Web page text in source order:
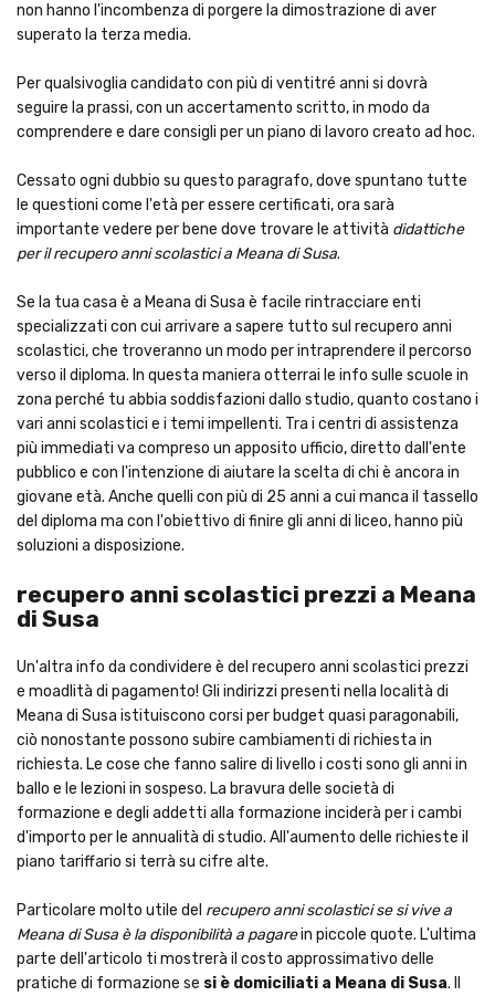
non hanno l'incombenza di porgere la dimostrazione di aver
superato la terza media.
Per qualsivoglia candidato con più di ventitré anni si dovrà
seguire la prassi, con un accertamento scritto, in modo da
comprendere e dare consigli per un piano di lavoro creato ad hoc.
Cessato ogni dubbio su questo paragrafo, dove spuntano tutte
le questioni come l'età per essere certificati, ora sarà
importante vedere per bene dove trovare le attività didattiche
per il recupero anni scolastici a Meana di Susa.
Se la tua casa è a Meana di Susa è facile rintracciare enti
specializzati con cui arrivare a sapere tutto sul recupero anni
scolastici, che troveranno un modo per intraprendere il percorso
verso il diploma. In questa maniera otterrai le info sulle scuole in
zona perché tu abbia soddisfazioni dallo studio, quanto costano i
vari anni scolastici e i temi impellenti. Tra i centri di assistenza
più immediati va compreso un apposito ufficio, diretto dall'ente
pubblico e con l'intenzione di aiutare la scelta di chi è ancora in
giovane età. Anche quelli con più di 25 anni a cui manca il tassello
del diploma ma con l'obiettivo di finire gli anni di liceo, hanno più
soluzioni a disposizione.
recupero anni scolastici prezzi a Meana
di Susa
Un'altra info da condividere è del recupero anni scolastici prezzi
e moadlità di pagamento! Gli indirizzi presenti nella località di
Meana di Susa istituiscono corsi per budget quasi paragonabili,
ciò nonostante possono subire cambiamenti di richiesta in
richiesta. Le cose che fanno salire di livello i costi sono gli anni in
ballo e le lezioni in sospeso. La bravura delle società di
formazione e degli addetti alla formazione inciderà per i cambi
d'importo per le annualità di studio. All'aumento delle richieste il
piano tariffario si terrà su cifre alte.
Particolare molto utile del recupero anni scolastici se si vive a
Meana di Susa è la disponibilità a pagarein piccole quote. L'ultima
parte dell'articolo ti mostrerà il costo approssimativo delle
pratiche di formazione se si è domiciliati a Meana di Susa. Il